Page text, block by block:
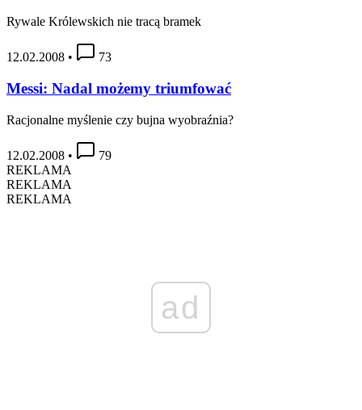
Rywale Królewskich nie tracą bramek
12.02.2008 • 73
Messi: Nadal możemy triumfować
Racjonalne myślenie czy bujna wyobraźnia?
12.02.2008 •
79
REKLAMA
REKLAMA
REKLAMA
ad